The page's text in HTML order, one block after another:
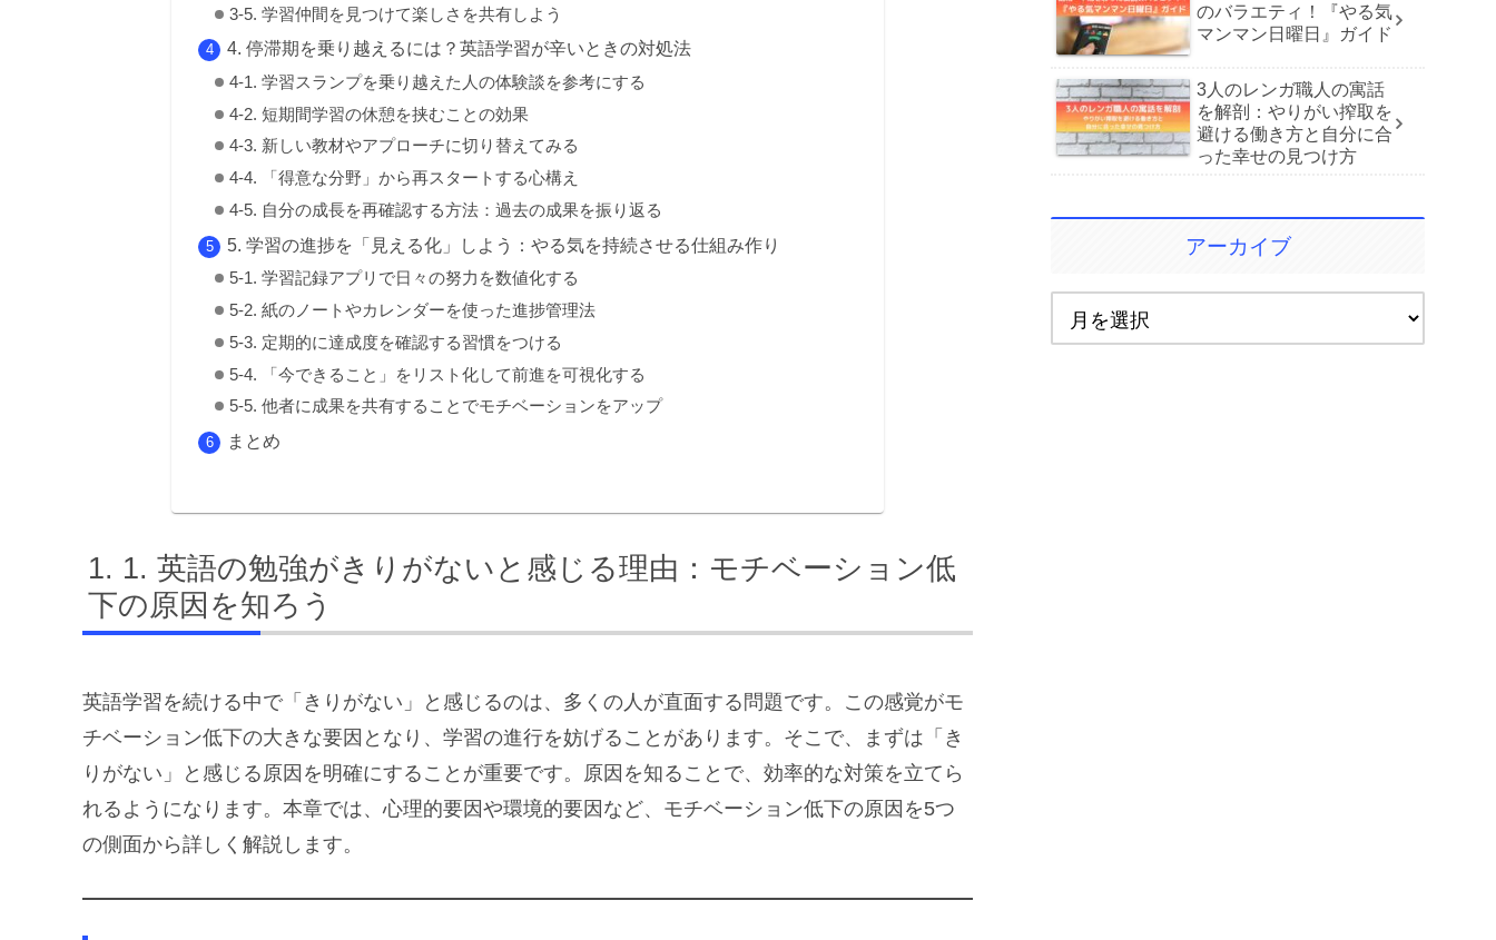
3-5. 学習仲間を見つけて楽しさを共有しよう
4. 停滞期を乗り越えるには？英語学習が辛いときの対処法
4-1. 学習スランプを乗り越えた人の体験談を参考にする
4-2. 短期間学習の休憩を挟むことの効果
4-3. 新しい教材やアプローチに切り替えてみる
4-4. 「得意な分野」から再スタートする心構え
4-5. 自分の成長を再確認する方法：過去の成果を振り返る
5. 学習の進捗を「見える化」しよう：やる気を持続させる仕組み作り
5-1. 学習記録アプリで日々の努力を数値化する
5-2. 紙のノートやカレンダーを使った進捗管理法
5-3. 定期的に達成度を確認する習慣をつける
5-4. 「今できること」をリスト化して前進を可視化する
5-5. 他者に成果を共有することでモチベーションをアップ
まとめ
1. 英語の勉強がきりがないと感じる理由：モチベーション低
下の原因を知ろう
英語学習を続ける中で「きりがない」と感じるのは、多くの人が直面する問題です。この感覚がモ
チベーション低下の大きな要因となり、学習の進行を妨げることがあります。そこで、まずは「き
りがない」と感じる原因を明確にすることが重要です。原因を知ることで、効率的な対策を立てら
れるようになります。本章では、心理的要因や環境的要因など、モチベーション低下の原因を5つ
の側面から詳しく解説します。
のバラエティ！『やる気
マンマン日曜日』ガイド
3人のレンガ職人の寓話
を解剖：やりがい搾取を
避ける働き方と自分に合
った幸せの見つけ方
アーカイブ